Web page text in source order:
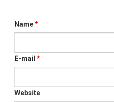
Name*
E-mail *
Website